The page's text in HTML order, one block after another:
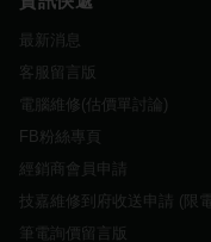
最新消息
客服留言版
電腦維修(估價單討論)
FB粉絲專頁
經銷商會員申請
技嘉維修到府收送申請 (限
筆電詢價留言版